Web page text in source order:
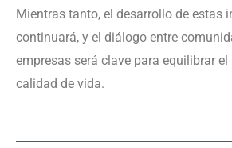
Mientras tanto, el desarrollo de estas
continuará, y el diálogo entre
empresas será clave para equilibrar el
calidad de vida.